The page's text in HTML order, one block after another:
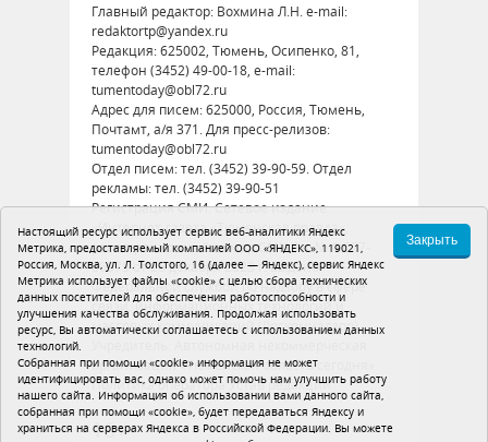
Главный редактор: Вохмина Л.Н. e-mail:
redaktortp@yandex.ru
Редакция: 625002, Тюмень, Осипенко, 81,
телефон (3452) 49-00-18, e-mail:
tumentoday@obl72.ru
Адрес для писем: 625000, Россия, Тюмень,
Почтамт, а/я 371. Для пресс-релизов:
tumentoday@obl72.ru
Отдел писем: тел. (3452) 39-90-59. Отдел
рекламы: тел. (3452) 39-90-51
Регистрация СМИ: Сетевое издание
«Интернет-газета «Тюменская правда»,
регистрационный номер СМИ Эл № ФС77-
86575 от 26 декабря 2023 г. выдано
Федеральной службой по надзору в сфере
связи, информационных технологий и
массовых коммуникаций (Роскомнадзор)
организация «Тюменская область сегодня»
Политика оператора Устав редакции
16+
Настоящий ресурс использует сервис веб-аналитики Яндекс
Метрика, предоставляемый компанией ООО «ЯНДЕКС», 119021,
Россия, Москва, ул. Л. Толстого, 16 (далее — Яндекс), сервис Яндекс
Метрика использует файлы «cookie» с целью сбора технических
данных посетителей для обеспечения работоспособности и
улучшения качества обслуживания. Продолжая использовать
ресурс, Вы автоматически соглашаетесь с использованием данных
технологий.
Собранная при помощи «cookie» информация не может
идентифицировать вас, однако может помочь нам улучшить работу
нашего сайта. Информация об использовании вами данного сайта,
собранная при помощи «cookie», будет передаваться Яндексу и
храниться на серверах Яндекса в Российской Федерации. Вы можете
Закрыть